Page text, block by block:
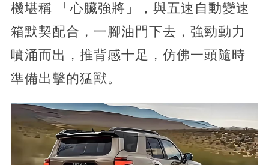
機堪稱 「心臟強將」，與五速自動變速
箱默契配合，一腳油門下去，強勁動力
噴涌而出，推背感十足，仿佛一頭隨時
準備出擊的猛獸。